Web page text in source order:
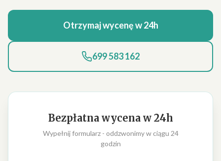
Otrzymaj wycenę w 24h
699 583 162
Bezpłatna wycena w 24h
Wypełnij formularz - oddzwonimy w ciągu 24
godzin